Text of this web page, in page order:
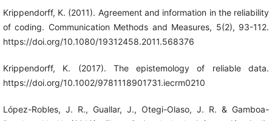
Krippendorff, K. (2011). Agreement and information in the reliability
of coding. Communication Methods and Measures, 5(2), 93-112.
https://doi.org/10.1080/19312458.2011.568376
Krippendorff, K. (2017). The epistemology of reliable data.
https://doi.org/10.1002/9781118901731.iecrm0210
López-Robles, J. R., Guallar, J., Otegi-Olaso, J. R. & Gamboa-